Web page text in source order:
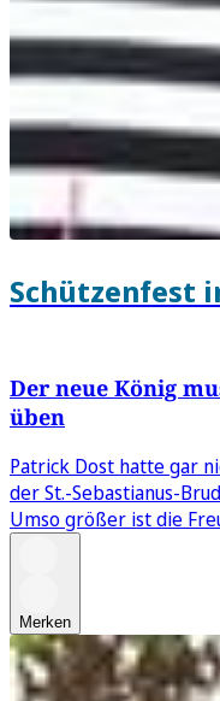
Schützenfest
Der neue König
üben
Patrick Dost hatte gar
der St.-Sebastianus-
Umso größer ist die
Merken